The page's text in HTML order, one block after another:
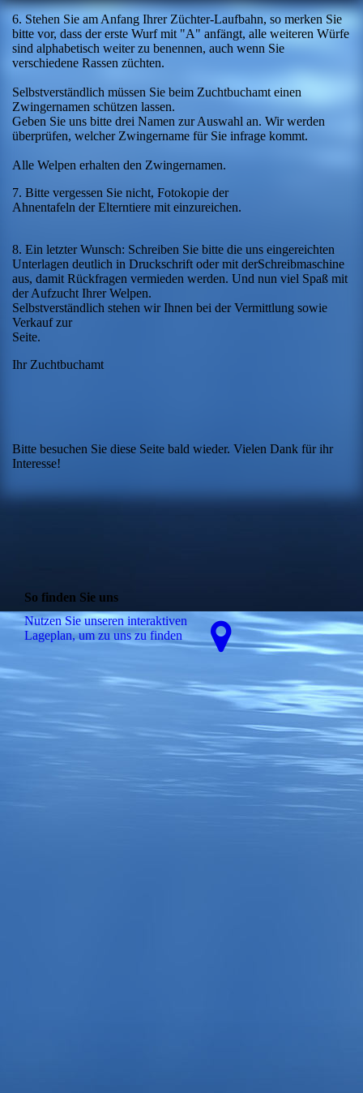
6. Stehen Sie am Anfang Ihrer Züchter-Laufbahn, so merken Sie
bitte vor, dass der erste Wurf mit "A" anfängt, alle weiteren Würfe
sind alphabetisch weiter zu benennen, auch wenn Sie
verschiedene Rassen züchten.
Selbstverständlich müssen Sie beim Zuchtbuchamt einen
Zwingernamen schützen lassen.
Geben Sie uns bitte drei Namen zur Auswahl an. Wir werden
überprüfen, welcher Zwingername für Sie infrage kommt.
Alle Welpen erhalten den Zwingernamen.
7. Bitte vergessen Sie nicht, Fotokopie der
Ahnentafeln der Elterntiere mit einzureichen.
8. Ein letzter Wunsch: Schreiben Sie bitte die uns eingereichten
Unterlagen deutlich in Druckschrift oder mit derSchreibmaschine
aus, damit Rückfragen vermieden werden. Und nun viel Spaß mit
der Aufzucht Ihrer Welpen.
Selbstverständlich stehen wir Ihnen bei der Vermittlung sowie
Verkauf zur
Seite.
Ihr Zuchtbuchamt
Bitte besuchen Sie diese Seite bald wieder. Vielen Dank für ihr
Interesse!
So finden Sie uns
Nutzen Sie unseren interaktiven
La­ge­plan, um zu uns zu finden